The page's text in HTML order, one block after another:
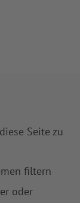
Seite zu
filtern
oder